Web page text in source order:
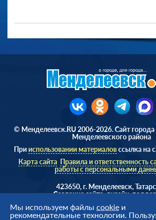
© Менделеевск.RU 2006-2026. Сайт
Менделеевского района
Прииспользовании материаловссылка на
Карта сайта Правила и ответственность
работы с персональными
423650, г. Менделеевск,
Cоздание сайта, дизайн,
Мы используем файлы cookie и
рекомендательные технологии.